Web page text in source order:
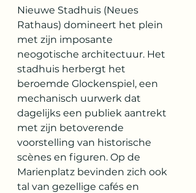
Nieuwe Stadhuis (Neues
Rathaus) domineert het plein
met zijn imposante
neogotische architectuur. Het
stadhuis herbergt het
beroemde Glockenspiel, een
mechanisch uurwerk dat
dagelijks een publiek aantrekt
met zijn betoverende
voorstelling van historische
scènes en figuren. Op de
Marienplatz bevinden zich ook
tal van gezellige cafés en